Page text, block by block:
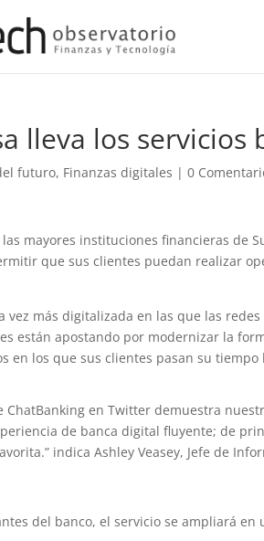
lleva los
futuro, Finanzas digitales |0
mayores instituciones financieras de
que sus clientes puedan realizar
vez más digitalizada en las que las
están apostando por modernizar la
en los que sus clientes pasan su tiempo
ChatBanking en Twitter demuestra
de banca digital fluyente; de
indica Ashley Veasey, Jefe de
del banco, el servicio se ampliará en